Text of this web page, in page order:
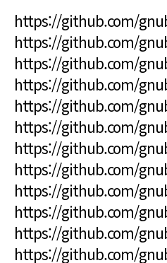
https://github.com/
https://github.com/
https://github.com/
https://github.com/
https://github.com/
https://github.com/
https://github.com/
https://github.com/
https://github.com/
https://github.com/
https://github.com/
https://github.com/